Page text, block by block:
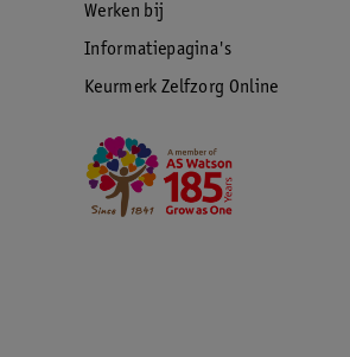
Werken bij
Informatiepagina's
Keurmerk Zelfzorg Online